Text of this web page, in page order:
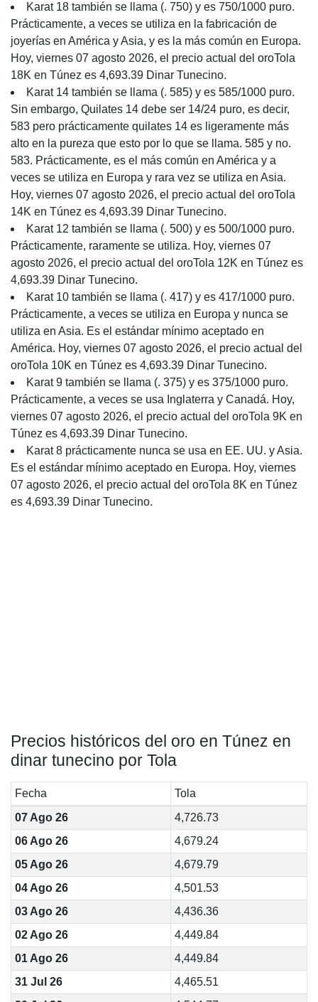
Karat 18 también se llama (. 750) y es 750/1000 puro.
Prácticamente, a veces se utiliza en la fabricación de
joyerías en América y Asia, y es la más común en Europa.
Hoy, viernes 07 agosto 2026, el precio actual del oroTola
18K en Túnez es 4,693.39 Dinar Tunecino.
Karat 14 también se llama (. 585) y es 585/1000 puro.
Sin embargo, Quilates 14 debe ser 14/24 puro, es decir,
583 pero prácticamente quilates 14 es ligeramente más
alto en la pureza que esto por lo que se llama. 585 y no.
583. Prácticamente, es el más común en América y a
veces se utiliza en Europa y rara vez se utiliza en Asia.
Hoy, viernes 07 agosto 2026, el precio actual del oroTola
14K en Túnez es 4,693.39 Dinar Tunecino.
Karat 12 también se llama (. 500) y es 500/1000 puro.
Prácticamente, raramente se utiliza. Hoy, viernes 07
agosto 2026, el precio actual del oroTola 12K en Túnez es
4,693.39 Dinar Tunecino.
Karat 10 también se llama (. 417) y es 417/1000 puro.
Prácticamente, a veces se utiliza en Europa y nunca se
utiliza en Asia. Es el estándar mínimo aceptado en
América. Hoy, viernes 07 agosto 2026, el precio actual del
oroTola 10K en Túnez es 4,693.39 Dinar Tunecino.
Karat 9 también se llama (. 375) y es 375/1000 puro.
Prácticamente, a veces se usa Inglaterra y Canadá. Hoy,
viernes 07 agosto 2026, el precio actual del oroTola 9K en
Túnez es 4,693.39 Dinar Tunecino.
Karat 8 prácticamente nunca se usa en EE. UU. y Asia.
Es el estándar mínimo aceptado en Europa. Hoy, viernes
07 agosto 2026, el precio actual del oroTola 8K en Túnez
es 4,693.39 Dinar Tunecino.
Precios históricos del oro en Túnez en
dinar tunecino por Tola
Fecha
Tola
07 Ago 26
4,726.73
06 Ago 26
4,679.24
05 Ago 26
4,679.79
04 Ago 26
4,501.53
03 Ago 26
4,436.36
02 Ago 26
4,449.84
01 Ago 26
4,449.84
31 Jul 26
4,465.51